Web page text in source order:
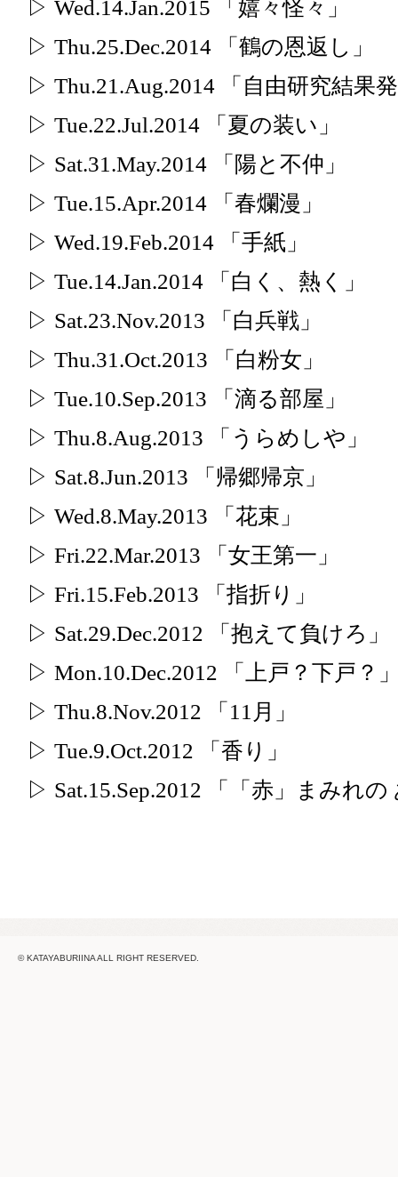
▷ Wed.14.Jan.2015 「嬉々怪々」
▷ Thu.25.Dec.2014 「鶴の恩返し」
▷ Thu.21.Aug.2014 「自由研究結果
▷ Tue.22.Jul.2014 「夏の装い」
▷ Sat.31.May.2014 「陽と不仲」
▷ Tue.15.Apr.2014 「春爛漫」
▷ Wed.19.Feb.2014 「手紙」
▷ Tue.14.Jan.2014 「白く、熱く」
▷ Sat.23.Nov.2013 「白兵戦」
▷ Thu.31.Oct.2013 「白粉女」
▷ Tue.10.Sep.2013 「滴る部屋」
▷ Thu.8.Aug.2013 「うらめしや」
▷ Sat.8.Jun.2013 「帰郷帰京」
▷ Wed.8.May.2013 「花束」
▷ Fri.22.Mar.2013 「女王第一」
▷ Fri.15.Feb.2013 「指折り」
▷ Sat.29.Dec.2012 「抱えて負けろ」
▷ Mon.10.Dec.2012 「上戸？下戸？
▷ Thu.8.Nov.2012 「11月」
▷ Tue.9.Oct.2012 「香り」
▷ Sat.15.Sep.2012 「「赤」まみれ
© KATAYABURIINA ALL RIGHT RESERVED.